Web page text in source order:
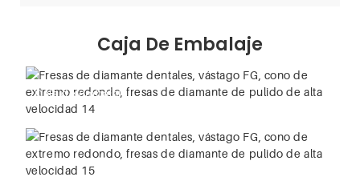
Caja De Embalaje
Caja de embalaje